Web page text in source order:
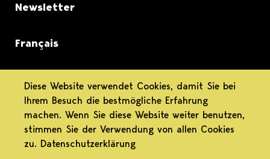
Newsletter
Français
informiert.
differenziert.
engagiert.
Diese Website verwendet Cookies, damit Sie bei
Ihrem Besuch die bestmögliche Erfahrung
machen. Wenn Sie diese Website weiter benutzen,
stimmen Sie der Verwendung von allen Cookies
zu. Datenschutzerklärung